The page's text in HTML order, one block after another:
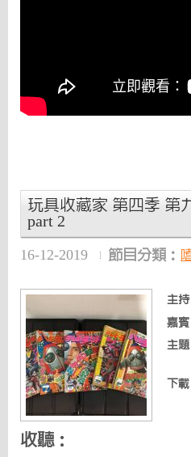
玩具收藏家 第四季 第
part 2
16-12-2019 節目分類：
主持
嘉賓
主題
下載
收聽：